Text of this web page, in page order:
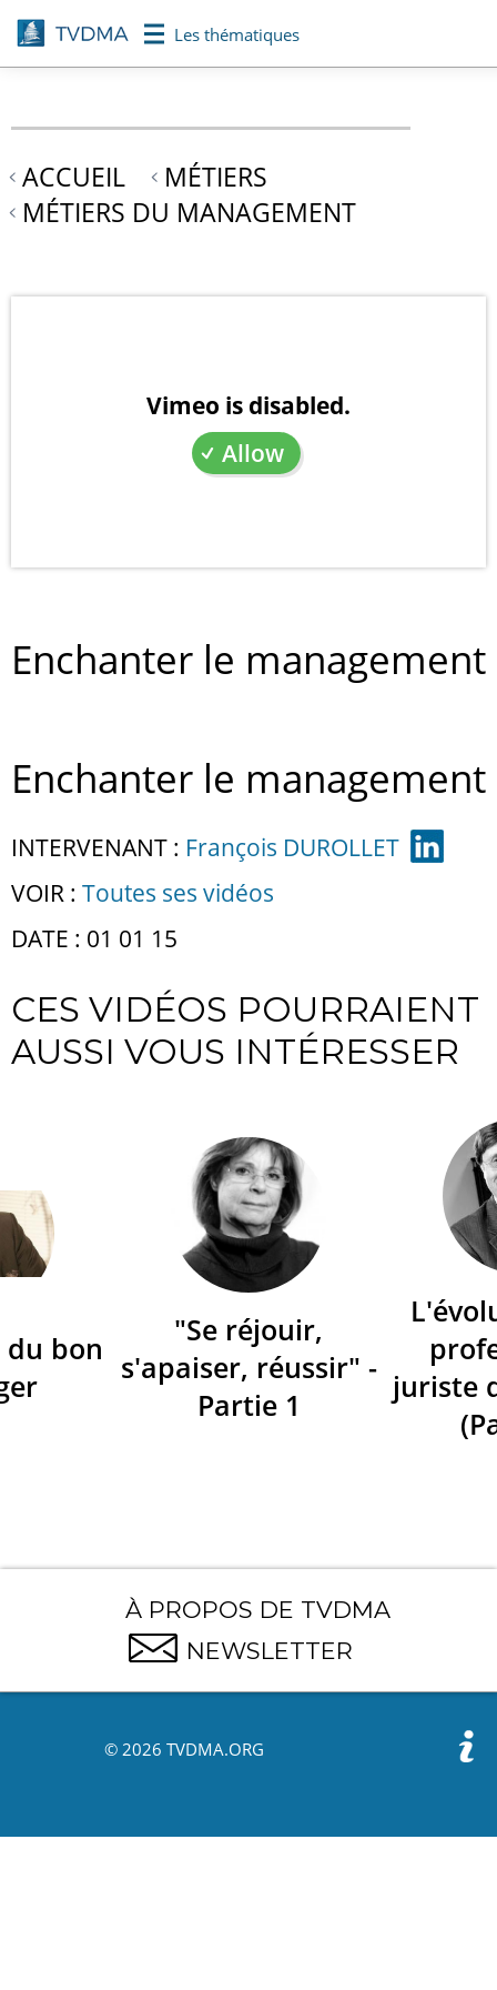
Aller
au
contenu
Les thématiques
ACCUEIL
MÉTIERS
MÉTIERS DU MANAGEMENT
Vimeo is disabled.
Allow
Enchanter le management
Enchanter le management
INTERVENANT : François DUROLLET
VOIR : Toutes ses vidéos
DATE : 01 01 15
CES VIDÉOS POURRAIENT
AUSSI VOUS INTÉRESSER
du bon
"Se réjouir,
s'apaiser, réussir" -
Partie 1
juriste
À PROPOS DE TVDMA
NEWSLETTER
© 2026 TVDMA.ORG